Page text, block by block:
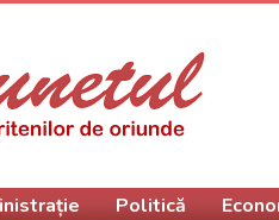
Politică